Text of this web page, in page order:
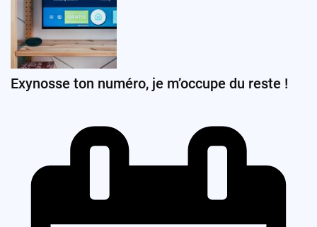
Exynosse ton numéro, je m’occupe du reste !